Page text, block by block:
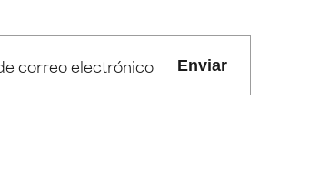
Enviar